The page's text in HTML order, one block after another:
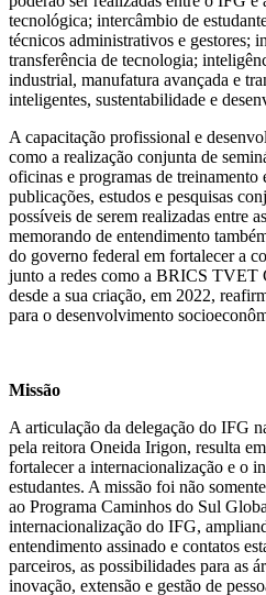
tecnológica; intercâmbio de
técnicos administrativos e gestores;
transferência de tecnologia;
industrial, manufatura avançada e
inteligentes, sustentabilidade e
A capacitação profissional e
como a realização conjunta de
oficinas e programas de treinamento
publicações, estudos e pesquisas
possíveis de serem realizadas entre
memorando de entendimento
do governo federal em fortalecer a
junto a redes como a BRICS TVET
desde a sua criação, em 2022,
para o desenvolvimento
Missão
A articulação da delegação do IFG
pela reitora Oneida Irigon, resulta
fortalecer a internacionalização e o
estudantes. A missão foi não
ao Programa Caminhos do Sul
internacionalização do IFG,
entendimento assinado e contatos
parceiros, as possibilidades para as
inovação, extensão e gestão de